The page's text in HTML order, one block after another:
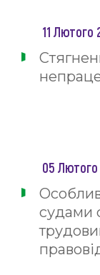
11 Лютого
05 Лютого
судами